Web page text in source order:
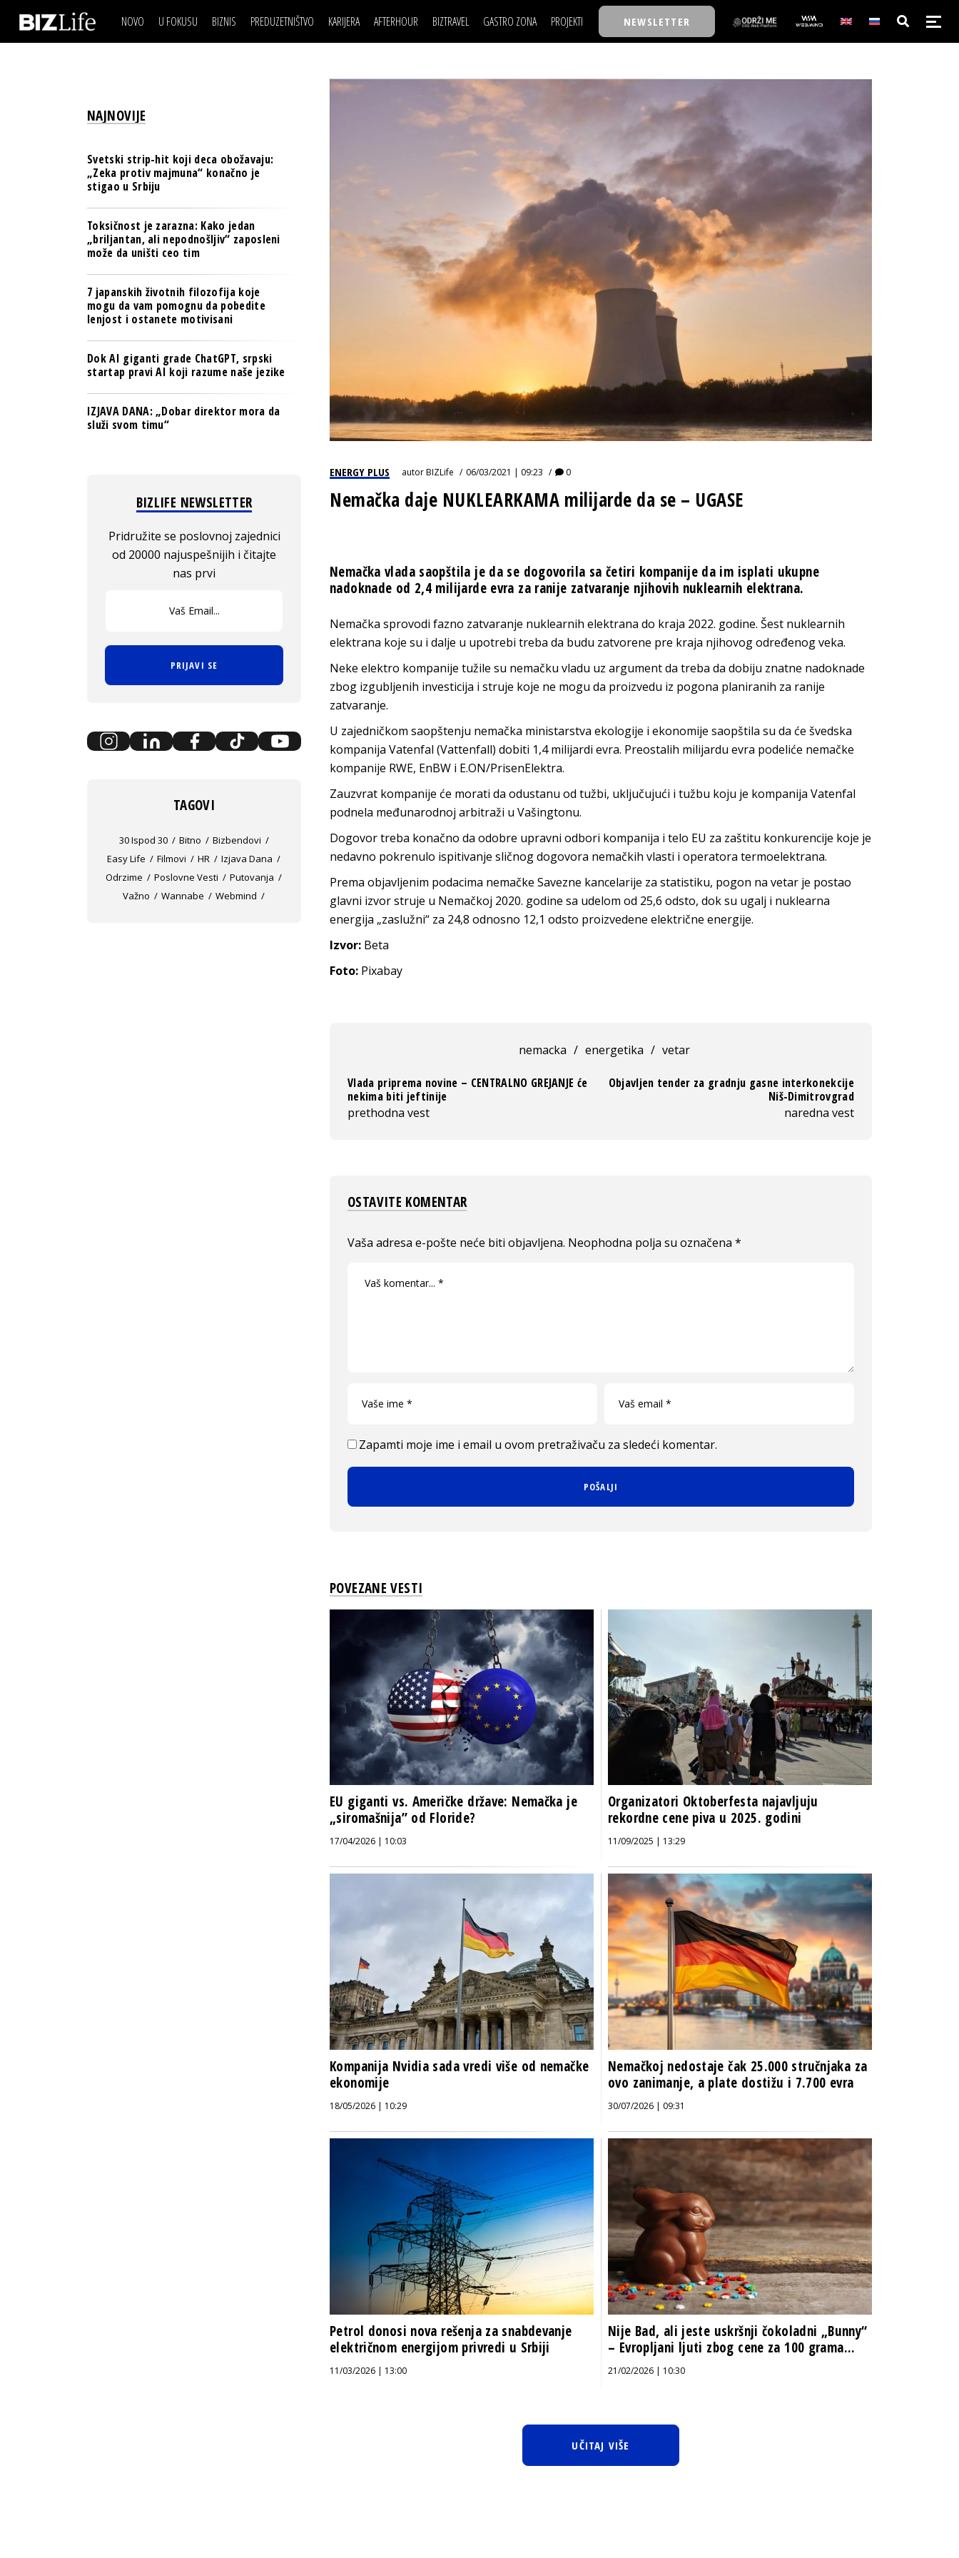
NOVO U FOKUSU BIZNIS
BANKE
TECH I AI
BIZNIS & SPORT
PULS REGIONA
NOVO NA RAFU
PREDUZETNIŠTVO KARIJERA
LJUDI (HR)
KNOW-HOW
AFTERHOUR
AUTO SVET
BIZTRAVEL GASTRO ZONA PROJEKTI
TASTY TALKS
BACK TO OFFICE/SCHOOL
BIZBENDOVI
BIZKOLEGIJUM
BIZLIFE WEEK
IZJAVA GODINE
NEWSLETTER
IZJAVA DANABIZNIS SCENA
BREND I KOMUNIKACIJE
OSIGURANJE
TECH I AI
PULS REGIONA
POSAO
MOJ UGAO
FILM I SCENA
AUTO SVET
WELLBEING
NAJKOLEGA
30 ISPOD 30
BACK TO OFFICE/SCHOOL
BIZBENDOVI
BIZKOLEGIJUM
BMW BIZNIS LIGA
BIZLIFE WEEK
ENERGY PLUS autorBIZLife 06/03/2021 | 09:23 0
Nemačka daje NUKLEARKAMA milijarde da se – UGASE
Nemačka vlada saopštila je da se dogovorila sa četiri kompanije da im isplati ukupne
nadoknade od 2,4 milijarde evra za ranije zatvaranje njihovih nuklearnih elektrana.
Nemačka sprovodi fazno zatvaranje nuklearnih elektrana do kraja 2022. godine. Šest nuklearnih
elektrana koje su i dalje u upotrebi treba da budu zatvorene pre kraja njihovog određenog veka.
Neke elektro kompanije tužile su nemačku vladu uz argument da treba da dobiju znatne nadoknade
zbog izgubljenih investicija i struje koje ne mogu da proizvedu iz pogona planiranih za ranije
zatvaranje.
U zajedničkom saopštenju nemačka ministarstva ekologije i ekonomije saopštila su da će švedska
kompanija Vatenfal (Vattenfall) dobiti 1,4 milijardi evra. Preostalih milijardu evra podeliće nemačke
kompanije RWE, EnBW i E.ON/PrisenElektra.
Zauzvrat kompanije će morati da odustanu od tužbi, uključujući i tužbu koju je kompanija Vatenfal
podnela međunarodnoj arbitraži u Vašingtonu.
Dogovor treba konačno da odobre upravni odbori kompanija i telo EU za zaštitu konkurencije koje je
nedavno pokrenulo ispitivanje sličnog dogovora nemačkih vlasti i operatora termoelektrana.
Prema objavljenim podacima nemačke Savezne kancelarije za statistiku, pogon na vetar je postao
glavni izvor struje u Nemačkoj 2020. godine sa udelom od 25,6 odsto, dok su ugalj i nuklearna
energija „zaslužni“ za 24,8 odnosno 12,1 odsto proizvedene električne energije.
Izvor: Beta
Foto: Pixabay
nemacka / energetika / vetar
Vlada priprema novine – CENTRALNO GREJANJE će
nekima biti jeftinije
prethodna vest
Objavljen tender za gradnju gasne interkonekcije
Niš-Dimitrovgrad
naredna vest
OSTAVITE KOMENTAR
Vaša adresa e-pošte neće biti objavljena. Neophodna polja su označena *
Zapamti moje ime i email u ovom pretraživaču za sledeći komentar.
POVEZANE VESTI
EU giganti vs. Američke države: Nemačka je
„siromašnija” od Floride?
17/04/2026 | 10:03
Organizatori Oktoberfesta najavljuju
rekordne cene piva u 2025. godini
11/09/2025 | 13:29
Kompanija Nvidia sada vredi više od nemačke
ekonomije
18/05/2026 | 10:29
Nemačkoj nedostaje čak 25.000 stručnjaka za
ovo zanimanje, a plate dostižu i 7.700 evra
30/07/2026 | 09:31
Petrol donosi nova rešenja za snabdevanje
električnom energijom privredi u Srbiji
11/03/2026 | 13:00
Nije Bad, ali jeste uskršnji čokoladni „Bunny“
– Evropljani ljuti zbog cene za 100 grama...
21/02/2026 | 10:30
UČITAJ VIŠE
NAJNOVIJE
Svetski strip-hit koji deca obožavaju:
„Zeka protiv majmuna“ konačno je
stigao u Srbiju
Toksičnost je zarazna: Kako jedan
„briljantan, ali nepodnošljiv“ zaposleni
može da uništi ceo tim
7 japanskih životnih filozofija koje
mogu da vam pomognu da pobedite
lenjost i ostanete motivisani
Dok AI giganti grade ChatGPT, srpski
startap pravi AI koji razume naše jezike
IZJAVA DANA: „Dobar direktor mora da
služi svom timu“
BIZLIFE NEWSLETTER
Pridružite se poslovnoj zajednici
od 20000 najuspešnijih i čitajte
nas prvi
PRIJAVI SE
TAGOVI
30 Ispod 30 Bitno
Bizbendovi
Easy Life
Filmovi HR
Izjava Dana
Odrzime
Poslovne Vesti
Putovanja
Važno
Wannabe Webmind